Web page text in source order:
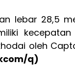
lebar 28,5
oleh
q)